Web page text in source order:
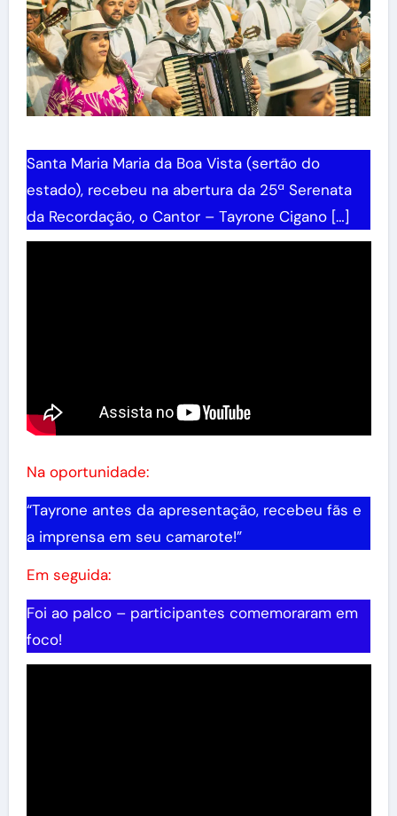
Santa Maria Maria da Boa Vista (sertão do
estado), recebeu na abertura da 25ª Serenata
da Recordação, o Cantor – Tayrone Cigano […]
Na oportunidade:
“Tayrone antes da apresentação, recebeu fãs e
a imprensa em seu camarote!”
Em seguida:
Foi ao palco – participantes comemoraram em
foco!